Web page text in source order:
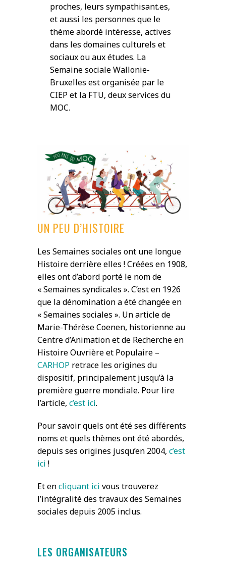
proches, leurs sympathisant.es,
et aussi les personnes que le
thème abordé intéresse, actives
dans les domaines culturels et
sociaux ou aux études. La
Semaine sociale Wallonie-
Bruxelles est organisée par le
CIEP et la FTU, deux services du
MOC.
UN PEU D’HISTOIRE
Les Semaines sociales ont une longue
Histoire derrière elles ! Créées en 1908,
elles ont d’abord porté le nom de
« Semaines syndicales ». C’est en 1926
que la dénomination a été changée en
« Semaines sociales ». Un article de
Marie-Thérèse Coenen, historienne au
Centre d’Animation et de Recherche en
Histoire Ouvrière et Populaire –
CARHOP retrace les origines du
dispositif, principalement jusqu’à la
première guerre mondiale. Pour lire
l’article, c’est ici.
Pour savoir quels ont été ses différents
noms et quels thèmes ont été abordés,
depuis ses origines jusqu’en 2004, c’est
ici !
Et encliquant ici vous trouverez
l’intégralité des travaux des Semaines
sociales depuis 2005 inclus.
LES ORGANISATEURS